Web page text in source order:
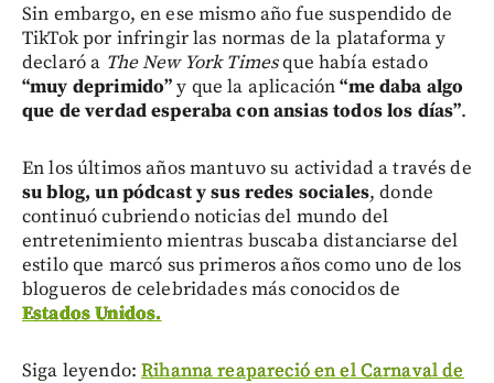
Sin embargo, en ese mismo año fue suspendido de
TikTok por infringir las normas de la plataforma y
declaró a The New York Timesque había estado
“muy deprimido”y que la aplicación“me daba algo
que de verdad esperaba con ansias todos los días”.
En los últimos años mantuvo su actividad a través de
su blog, un pódcast y sus redes sociales, donde
continuó cubriendo noticias del mundo del
entretenimiento mientras buscaba distanciarse del
estilo que marcó sus primeros años como uno de los
blogueros de celebridades más conocidos de
Estados Unidos.
Siga leyendo:Rihanna reapareció en el Carnaval de